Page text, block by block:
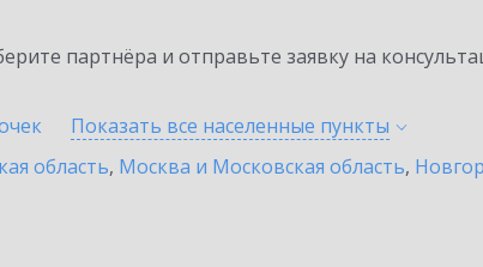
партнёра и отправьте заявку на
Показать все населенные пункты
область, Москва и Московская область,